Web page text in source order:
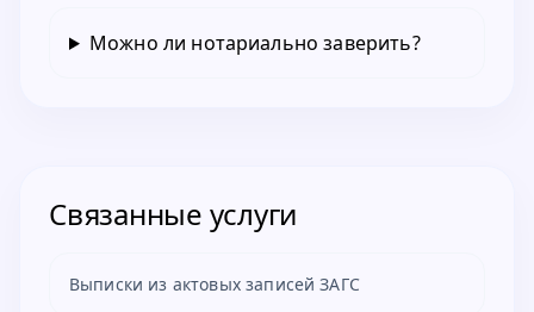
Можно ли нотариально заверить?
Связанные услуги
Выписки из актовых записей ЗАГС